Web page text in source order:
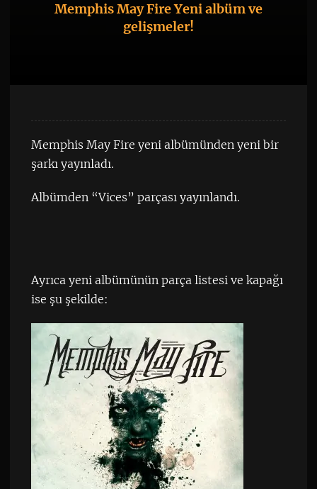
Memphis May Fire Yeni albüm ve
gelişmeler!
Memphis May Fire yeni albümünden yeni bir
şarkı yayınladı.
Albümden “Vices” parçası yayınlandı.
Ayrıca yeni albümünün parça listesi ve kapağı
ise şu şekilde: